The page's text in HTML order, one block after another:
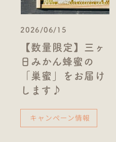
2026/06/15
【数量限定】三ヶ
日みかん蜂蜜の
「巣蜜」をお届け
します♪
キャンペーン情報